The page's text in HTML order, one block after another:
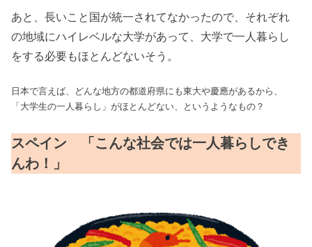
あと、長いこと国が統一されてなかったので、それぞれ
の地域にハイレベルな大学があって、大学で一人暮らし
をする必要もほとんどないそう。
日本で言えば、どんな地方の都道府県にも東大や慶應があるから、
「大学生の一人暮らし」がほとんどない、というようなもの？
スペイン 「こんな社会では一人暮らしでき
んわ！」